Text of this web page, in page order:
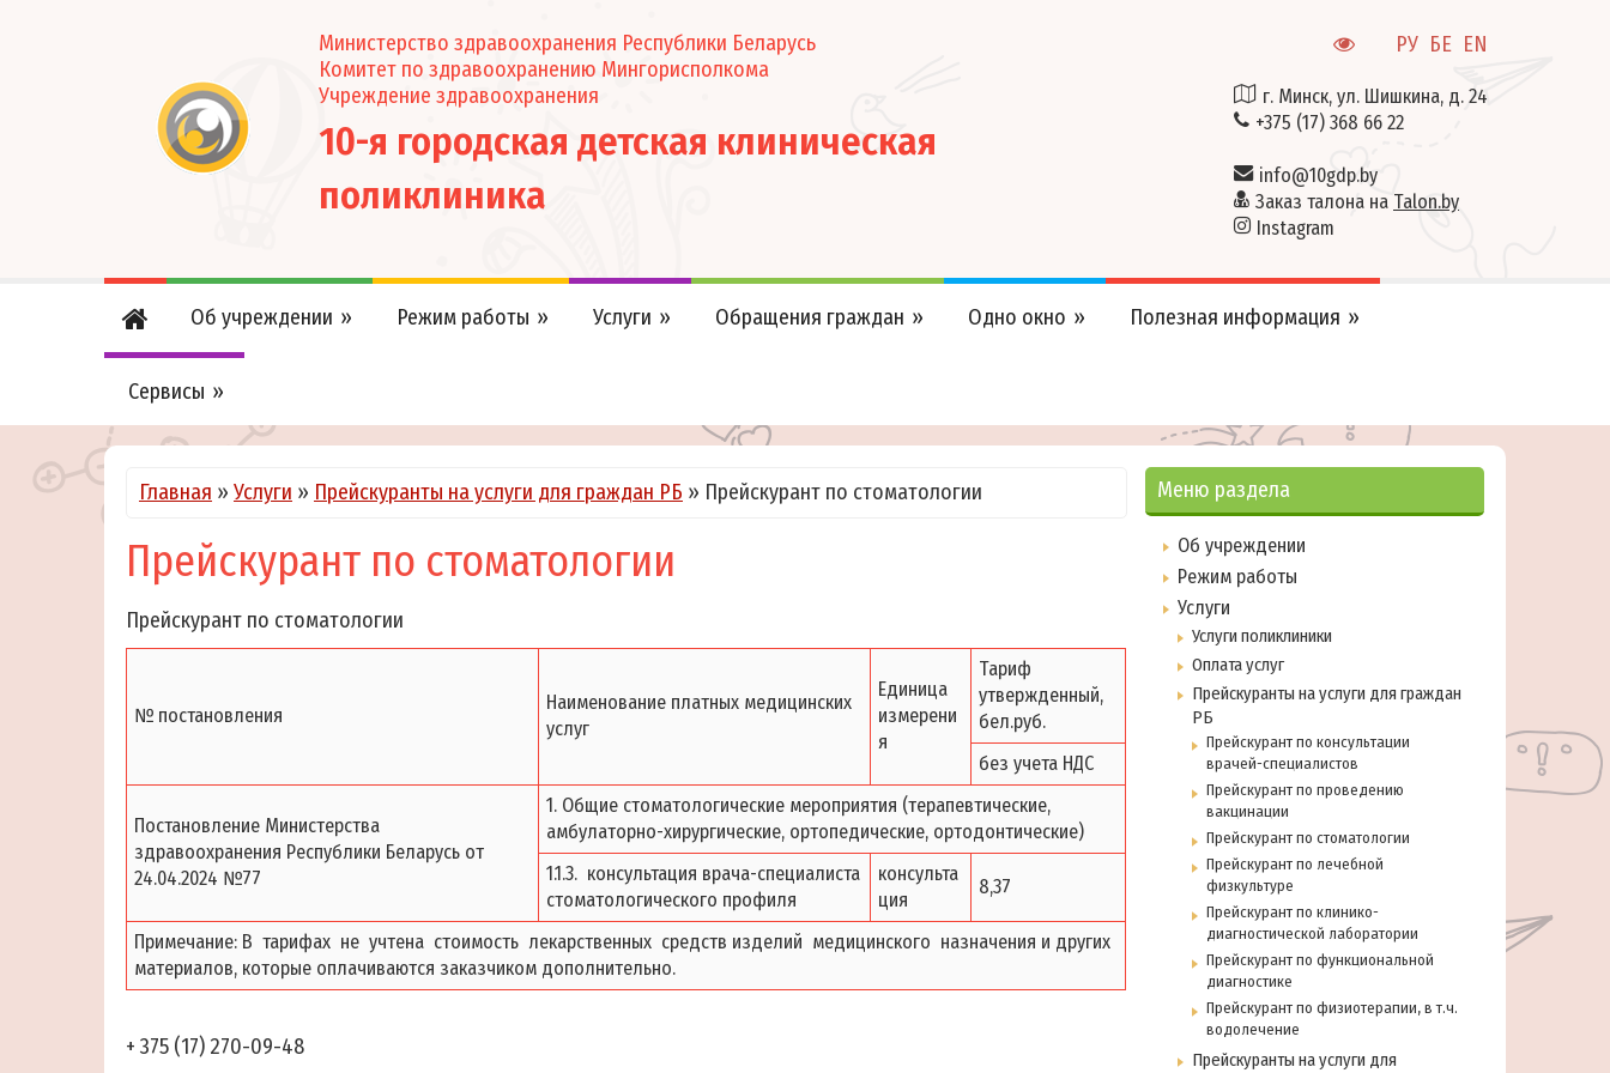
Министерство здравоохранения Республики Беларусь
Комитет по здравоохранению Мингорисполкома
Учреждение здравоохранения
10-я городская детская клиническая
поликлиника
РУ БЕ EN
г. Минск, ул. Шишкина, д. 24
+375 (17) 368 66 22
info@10gdp.by
Заказ талона на Talon.by
Instagram
Об учреждении Режим работы Услуги Обращения граждан Одно окно Полезная информация
Сервисы
Главная » Услуги » Прейскуранты на услуги для граждан РБ » Прейскурант по стоматологии
Прейскурант по стоматологии
Прейскурант по стоматологии
№ постановления
Наименование платных медицинских
услуг
Единица
измерени
я
Тариф
утвержденный,
бел.руб.
без учета НДС
Постановление Министерства
здравоохранения Республики Беларусь от
24.04.2024 №77
1. Общие стоматологические мероприятия (терапевтические,
амбулаторно-хирургические, ортопедические, ортодонтические)
1.1.3. консультация врача-специалиста
стоматологического профиля
консульта
ция
8,37
Примечание: В тарифах не учтена стоимость лекарственных средств изделий медицинского назначения и других
материалов, которые оплачиваются заказчиком дополнительно.
+ 375 (17) 270-09-48
Меню раздела
Об учреждении
Режим работы
Услуги
Услуги поликлиники
Оплата услуг
Прейскуранты на услуги для граждан
РБ
Прейскурант по консультации
врачей-специалистов
Прейскурант по проведению
вакцинации
Прейскурант по стоматологии
Прейскурант по лечебной
физкультуре
Прейскурант по клинико-
диагностической лаборатории
Прейскурант по функциональной
диагностике
Прейскурант по физиотерапии, в т.ч.
водолечение
Прейскуранты на услуги для